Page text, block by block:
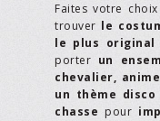
Faites votre
trouver le
le plus original
porter un
chevalier,
un thème disco
chasse pour